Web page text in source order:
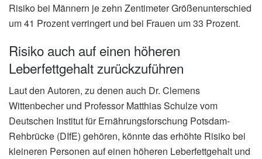
Risiko bei Männern je zehn Zentimeter Größenunterschied
um 41 Prozent verringert und bei Frauen um 33 Prozent.
Risiko auch auf einen höheren
Leberfettgehalt zurückzuführen
Laut den Autoren, zu denen auch Dr. Clemens
Wittenbecher und Professor Matthias Schulze vom
Deutschen Institut für Ernährungsforschung Potsdam-
Rehbrücke (DIfE) gehören, könnte das erhöhte Risiko bei
kleineren Personen auf einen höheren Leberfettgehalt und